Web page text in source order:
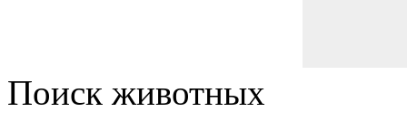
Поиск животных